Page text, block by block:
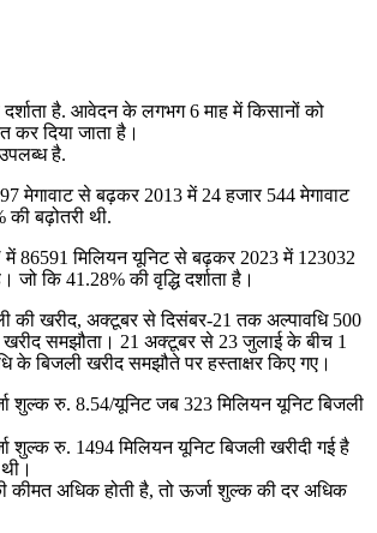
दर्शाता है. आवेदन के लगभग 6 माह में किसानों को
दिया जाता है।
है.
मेगावाट से बढ़कर 2013 में 24 हजार 544 मेगावाट
की बढ़ोतरी थी.
86591 मिलियन यूनिट से बढ़कर 2023 में 123032
जो कि 41.28% की वृद्धि दर्शाता है।
की खरीद, अक्टूबर से दिसंबर-21 तक अल्पावधि 500
खरीद समझौता। 21 अक्टूबर से 23 जुलाई के बीच 1
के बिजली खरीद समझौते पर हस्ताक्षर किए गए।
शुल्क रु. 8.54/यूनिट जब 323 मिलियन यूनिट बिजली
शुल्क रु. 1494 मिलियन यूनिट बिजली खरीदी गई है
अधिक होती है, तो ऊर्जा शुल्क की दर अधिक